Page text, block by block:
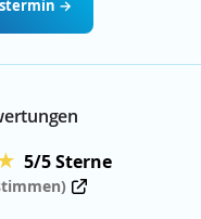
→
5/5 Sterne